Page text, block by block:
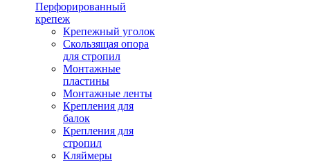
Перфорированный
крепеж
Крепежный уголок
Скользящая опора
для стропил
Монтажные
пластины
Монтажные ленты
Крепления для
балок
Крепления для
стропил
Кляймеры